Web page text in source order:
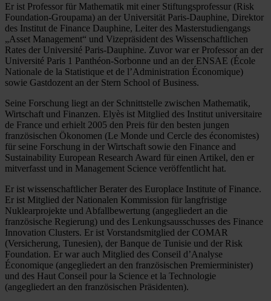
Er ist Professor für Mathematik mit einer Stiftungsprofessur (Risk
Foundation-Groupama) an der Universität Paris-Dauphine, Direktor
des Institut de Finance Dauphine, Leiter des Masterstudiengangs
„Asset Management“ und Vizepräsident des Wissenschaftlichen
Rates der Université Paris-Dauphine. Zuvor war er Professor an der
Université Paris 1 Panthéon-Sorbonne und an der ENSAE (École
Nationale de la Statistique et de l’Administration Économique)
sowie Gastdozent an der Stern School of Business.
Seine Forschung liegt an der Schnittstelle zwischen Mathematik,
Wirtschaft und Finanzen. Elyès ist Mitglied des Institut universitaire
de France und erhielt 2005 den Preis für den besten jungen
französischen Ökonomen (Le Monde und Cercle des économistes)
für seine Forschung in der Wirtschaft sowie den Finance and
Sustainability European Research Award für einen Artikel, den er
mitverfasst und in Management Science veröffentlicht hat.
Er ist wissenschaftlicher Berater des Europlace Institute of Finance.
Er ist Mitglied der Nationalen Kommission für langfristige
Nuklearprojekte und Abfallbewertung (angegliedert an die
französische Regierung) und des Lenkungsausschusses des Finance
Innovation Clusters. Er ist Vorstandsmitglied der COMAR
(Versicherung, Tunesien), der Banque de Tunisie und der Risk
Foundation. Er war auch Mitglied des Conseil d’Analyse
Économique (angegliedert an den französischen Premierminister)
und des Haut Conseil pour la Science et la Technologie
(angegliedert an den französischen Präsidenten).